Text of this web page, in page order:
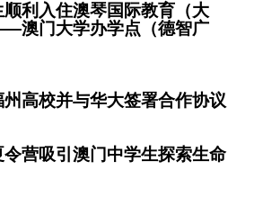
利入住澳琴国际教育（大
澳门大学办学点（德智广
高校并与华大签署合作协议
营吸引澳门中学生探索生命